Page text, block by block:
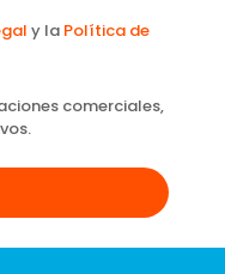
y la Política de
comerciales,